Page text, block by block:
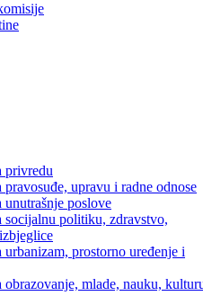
naroda
privredu
upravu i radne odnose
poslove
politiku, zdravstvo,